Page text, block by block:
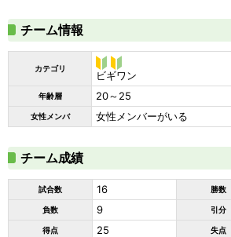
チーム情報
カテゴリ
ビギ
ワン
ビギワン
年齢層 20～25
女性メンバ 女性メンバーがいる
チーム成績
試合数 16 勝数
負数 9 引分
得点 25 失点